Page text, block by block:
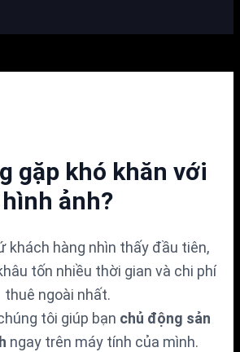
gặp khó khăn với
hình ảnh?
khách hàng nhìn thấy đầu tiên,
tốn nhiều thời gian và chi phí
thuê ngoài nhất.
tôi giúp bạn chủ động sản
ngay trên máy tính của mình.